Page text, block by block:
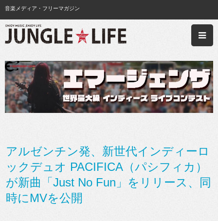
音楽メディア・フリーマガジン
アルゼンチン発、新世代インディーロ
ックデュオ PACIFICA（パシフィカ）
が新曲「Just No Fun」をリリース、同
時にMVを公開